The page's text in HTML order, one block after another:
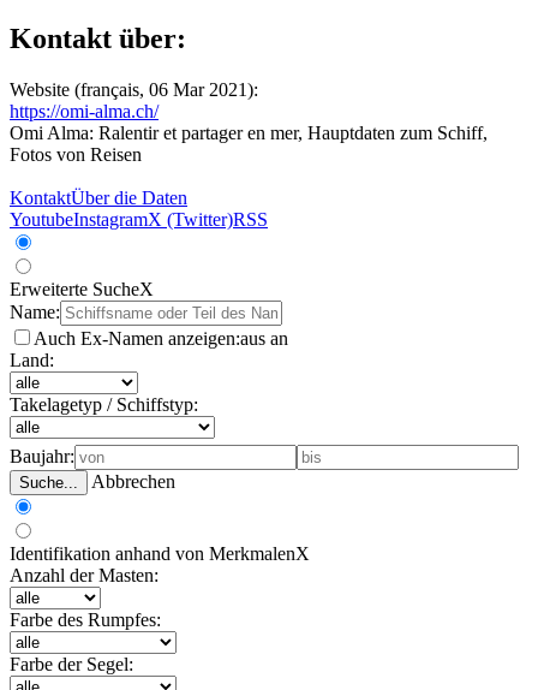
Kontakt über:
Website (français, 06 Mar 2021):
https://omi-alma.ch/
Omi Alma: Ralentir et partager en mer, Hauptdaten zum Schiff,
Fotos von Reisen
KontaktÜber die Daten
YoutubeInstagramX (Twitter)RSS
Erweiterte SucheX
Name:
Auch Ex-Namen anzeigen:aus an
Land:
Takelagetyp / Schiffstyp:
Baujahr:
Suche... Abbrechen
Identifikation anhand von MerkmalenX
Anzahl der Masten:
Farbe des Rumpfes:
Farbe der Segel: